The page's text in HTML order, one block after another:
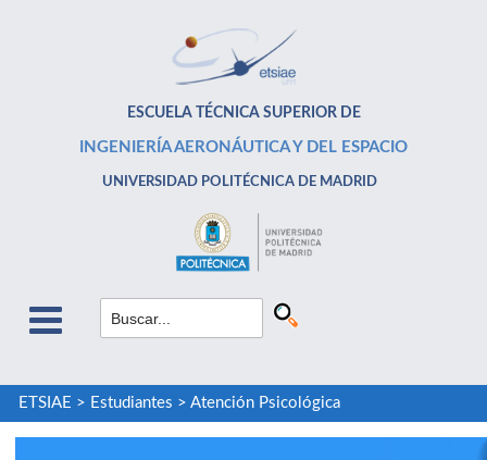
ESCUELA TÉCNICA SUPERIOR DE
INGENIERÍA AERONÁUTICA Y DEL ESPACIO
UNIVERSIDAD POLITÉCNICA DE MADRID
ETSIAE > Estudiantes > Atención Psicológica